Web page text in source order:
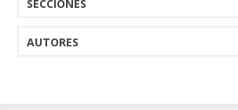
SECCIONES
AUTORES